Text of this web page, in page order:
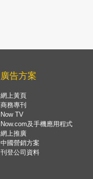
廣告方案
網上黃頁
商務專刊
Now TV
Now.com及手機應用程式
網上推廣
中國營銷方案
刊登公司資料